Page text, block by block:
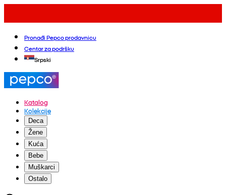
Pronađi Pepco prodavnicu
Centar za podršku
Srpski
Katalog
Kolekcije
Deca
Žene
Kuća
Bebe
Muškarci
Ostalo